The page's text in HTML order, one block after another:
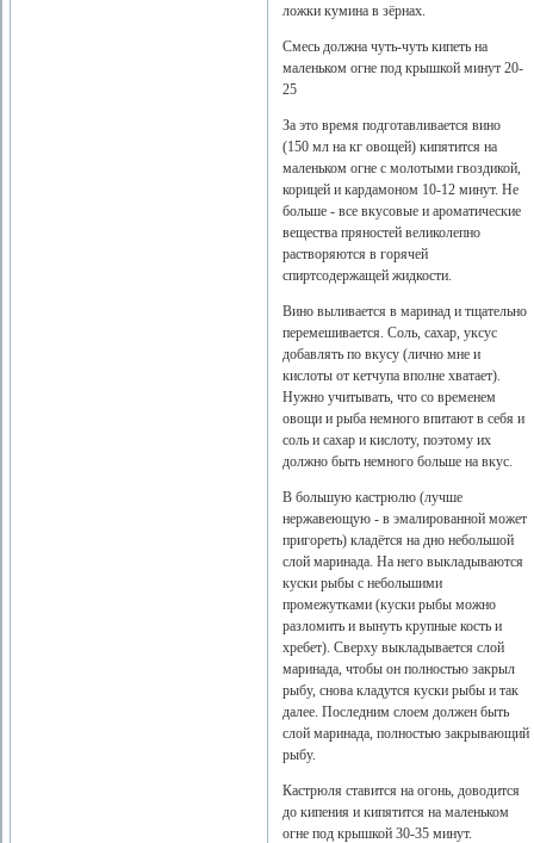
ложки кумина в зёрнах.
Смесь должна чуть-чуть кипеть на
маленьком огне под крышкой минут 20-
25
За это время подготавливается вино
(150 мл на кг овощей) кипятится на
маленьком огне с молотыми гвоздикой,
корицей и кардамоном 10-12 минут. Не
больше - все вкусовые и ароматические
вещества пряностей великолепно
растворяются в горячей
спиртсодержащей жидкости.
Вино выливается в маринад и тщательно
перемешивается. Соль, сахар, уксус
добавлять по вкусу (лично мне и
кислоты от кетчупа вполне хватает).
Нужно учитывать, что со временем
овощи и рыба немного впитают в себя и
соль и сахар и кислоту, поэтому их
должно быть немного больше на вкус.
В большую кастрюлю (лучше
нержавеющую - в эмалированной может
пригореть) кладётся на дно небольшой
слой маринада. На него выкладываются
куски рыбы с небольшими
промежутками (куски рыбы можно
разломить и вынуть крупные кость и
хребет). Сверху выкладывается слой
маринада, чтобы он полностью закрыл
рыбу, снова кладутся куски рыбы и так
далее. Последним слоем должен быть
слой маринада, полностью закрывающий
рыбу.
Кастрюля ставится на огонь, доводится
до кипения и кипятится на маленьком
огне под крышкой 30-35 минут.